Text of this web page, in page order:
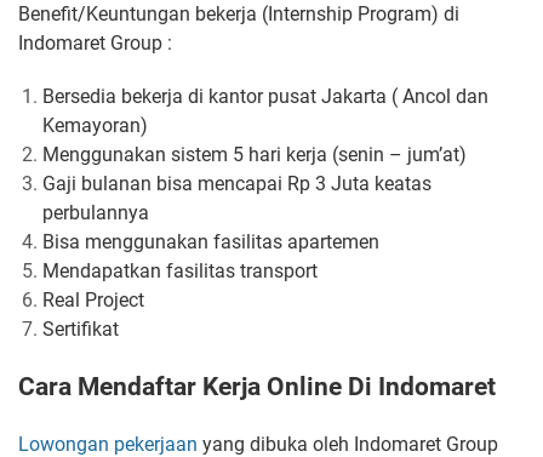
Benefit/Keuntungan bekerja (Internship Program) di
Indomaret Group :
Bersedia bekerja di kantor pusat Jakarta ( Ancol dan
Kemayoran)
Menggunakan sistem 5 hari kerja (senin – jum’at)
Gaji bulanan bisa mencapai Rp 3 Juta keatas
perbulannya
Bisa menggunakan fasilitas apartemen
Mendapatkan fasilitas transport
Real Project
Sertifikat
Cara Mendaftar Kerja Online Di Indomaret
Lowongan pekerjaan yang dibuka oleh Indomaret Group